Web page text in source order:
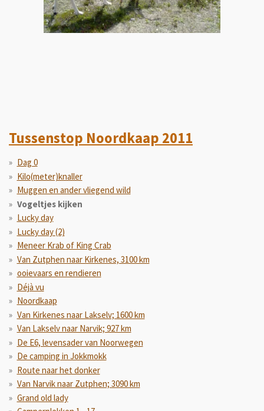
Tussenstop Noordkaap 2011
Dag 0
Kilo(meter)knaller
Muggen en ander vliegend wild
Vogeltjes kijken
Lucky day
Lucky day (2)
Meneer Krab of King Crab
Van Zutphen naar Kirkenes, 3100 km
ooievaars en rendieren
Déjà vu
Noordkaap
Van Kirkenes naar Lakselv; 1600 km
Van Lakselv naar Narvik; 927 km
De E6, levensader van Noorwegen
De camping in Jokkmokk
Route naar het donker
Van Narvik naar Zutphen; 3090 km
Grand old lady